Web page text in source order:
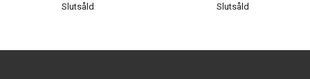
Slutsåld Slutsåld